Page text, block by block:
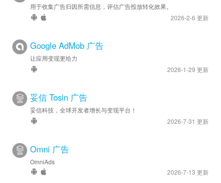
用于收集广告归因所需信息，评估广告投放转化效果。
2026-2-6 更新
Google AdMob 广告
让应用变现更给力
2026-1-29 更新
妥信 Tosin 广告
妥信科技，全球开发者增长与变现平台！
2026-7-31 更新
Omni 广告
OmniAds
2026-7-13 更新